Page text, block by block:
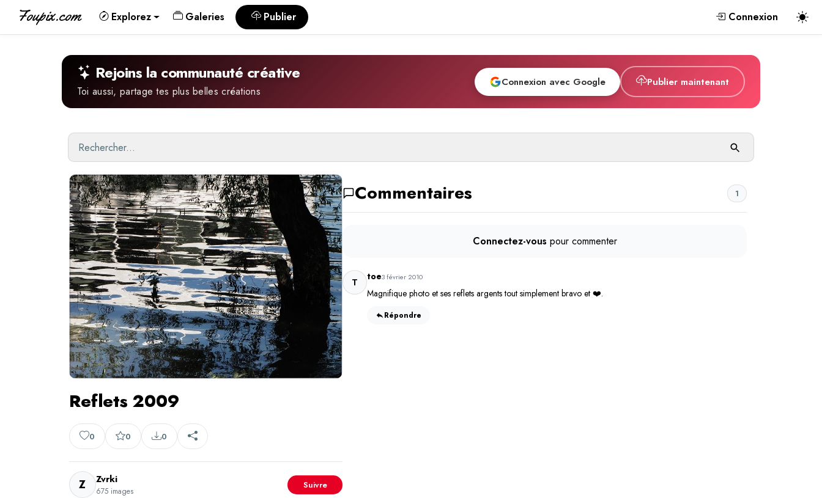
Foupix.com Explorez Galeries Publier Connexion
Rejoins la communauté créative
Toi aussi, partage tes plus belles créations
Connexion avec Google Publier maintenant
Reflets 2009
0 0 0
Z Zvrki
675 images
Suivre
Commentaires 1
Connectez-vous pour commenter
T toe3 février 2010
Magnifique photo et ses reflets argents tout simplement bravo et ❤️.
Répondre